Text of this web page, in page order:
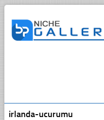
irlanda-ucurumu